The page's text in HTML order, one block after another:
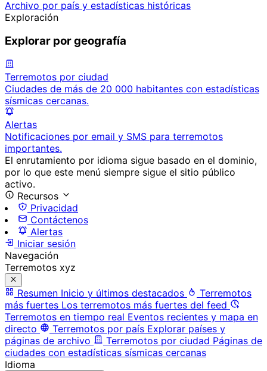
Archivo por país y estadísticas históricas
Exploración
Explorar por geografía
Terremotos por ciudad
Ciudades de más de 20 000 habitantes con estadísticas
sísmicas cercanas.
Alertas
Notificaciones por email y SMS para terremotos
importantes.
El enrutamiento por idioma sigue basado en el dominio,
por lo que este menú siempre sigue el sitio público
activo.
Recursos
Privacidad
Contáctenos
Alertas
Iniciar sesión
Navegación
Terremotos xyz
Resumen Inicio y últimos destacados
Terremotos
más fuertes Los terremotos más fuertes del feed
Terremotos en tiempo real Eventos recientes y mapa en
directo
Terremotos por país Explorar países y
páginas de archivo
Terremotos por ciudad Páginas de
ciudades con estadísticas sísmicas cercanas
Idioma